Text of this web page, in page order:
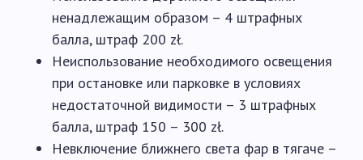
ненадлежащим образом – 4 штрафных
балла, штраф 200 zł.
Неиспользование необходимого освещения
при остановке или парковке в условиях
недостаточной видимости – 3 штрафных
балла, штраф 150 – 300 zł.
Невключение ближнего света фар в тягаче –